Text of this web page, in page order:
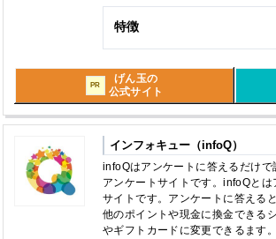
特徴
PR
げん玉の
公式サイト
インフォキュー（infoQ）
infoQはアンケートに答えるだけ
アンケートサイトです。infoQと
サイトです。アンケートに答える
他のポイントや現金に換金できる
やギフトカードに変更できるます